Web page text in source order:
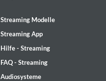
Streaming Modelle
Streaming App
Hilfe - Streaming
FAQ - Streaming
Audiosysteme